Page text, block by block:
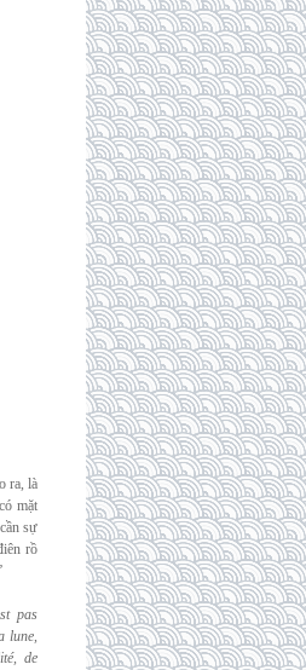
ra, là
mặt
sự
rồ
pas
lune,
de